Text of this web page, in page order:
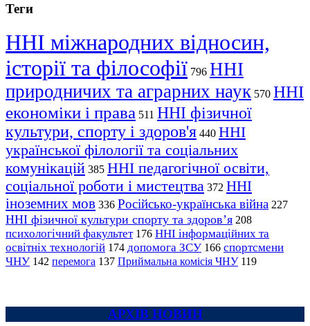
Теги
ННІ міжнародних відносин,
історії та філософії 796 ННІ
природничих та аграрних наук 570 ННІ
економіки і права 511 ННІ фізичної
культури, спорту і здоров'я 440 ННІ
української філології та соціальних
комунікацій 385 ННІ педагогічної освіти,
соціальної роботи і мистецтва 372 ННІ
іноземних мов 336 Російсько-українська війна 227
ННІ фізичної культури спорту та здоров’я 208
психологічний факультет 176 ННІ інформаційних та
освітніх технологій 174 допомога ЗСУ 166 спортсмени
ЧНУ 142 перемога 137 Приймальна комісія ЧНУ 119
АРХІВ НОВИН